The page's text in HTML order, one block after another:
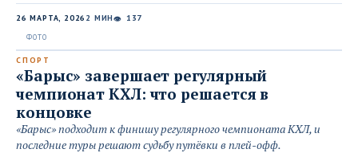
26 МАРТА, 2026 2 МИН👁 137
СПОРТ
«Барыс» завершает регулярный
чемпионат КХЛ: что решается в
концовке
«Барыс» подходит к финишу регулярного чемпионата КХЛ, и
последние туры решают судьбу путёвки в плей-офф.